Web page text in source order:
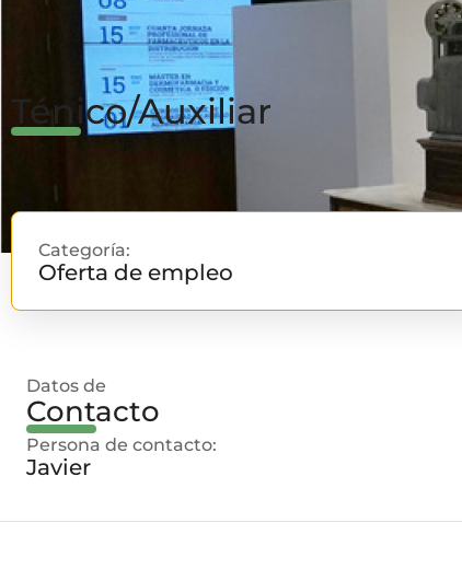
Ténico/Auxiliar
Categoría:
Oferta de empleo
Datos de
Contacto
Persona de contacto:
Javier